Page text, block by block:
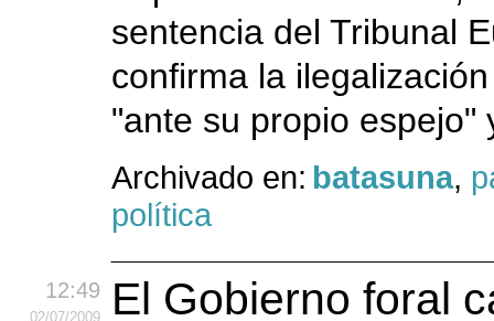
sentencia del Tribunal
confirma la
"ante su propio
Archivado en: batasuna,
política
12:49
02/07/2009
El Gobierno foral